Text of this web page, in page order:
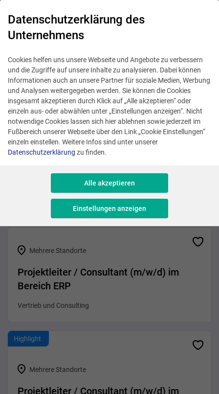
Dieses Angebot ist veraltet.
Ähnliche Angebote anzeigen
Mehrere Standorte
Projektleiter / Consultant (m/w/d) im
Bereich ERP
Vertrieb und Consulting
Highlight
Mehrere Standorte
Projektleiter / Consultant (m/w/d) im
Datenschutzerklärung des
Unternehmens
Cookies helfen uns unsere Webseite und Angebote zu verbessern
und die Zugriffe auf unsere Inhalte zu analysieren. Dabei können
Informationen auch an unsere Partner für soziale Medien, Werbung
und Analysen weitergegeben werden. Sie können die Cookies
insgesamt akzeptieren durch Klick auf „Alle akzeptieren“ oder
einzeln aus- oder abwählen unter „Einstellungen anzeigen“. Nicht
notwendige Cookies lassen sich hier ablehnen sowie jederzeit im
Fußbereich unserer Webseite über den Link „Cookie Einstellungen“
einzeln einstellen. Weitere Infos sind unter unserer
Datenschutzerklärung zu finden.
Alle akzeptieren
Einstellungen anzeigen